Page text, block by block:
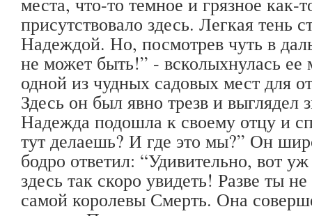
присутствовало здесь. Легкая тень
Надеждой. Но, посмотрев чуть в
не может быть!” - всколыхнулась
одной из чудных садовых мест для
Здесь он был явно трезв и выглядел
Надежда подошла к своему отцу и
тут делаешь? И где это мы?” Он
бодро ответил: “Удивительно, вот
здесь так скоро увидеть! Разве ты
самой королевы Смерть. Она